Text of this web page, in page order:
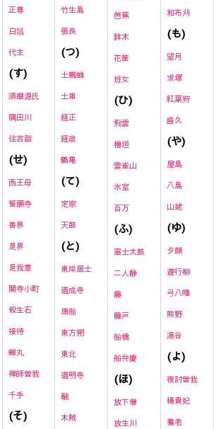
正尊
白鬚
代主
(す)
須磨源氏
隅田川
住吉詣
(せ)
西王母
誓願寺
善界
是界
是我意
関寺小町
殺生石
接待
蝉丸
禅師曽我
千手
(そ)
竹生島
張良
(つ)
土蜘蛛
土車
経正
経政
鶴亀
(て)
定家
天鼓
(と)
東岸居士
道成寺
唐船
東方朔
東北
道明寺
融
木賊
芭蕉
鉢木
花筐
班女
(ひ)
飛雲
檜垣
雲雀山
氷室
百万
(ふ)
富士太鼓
二人静
藤
藤戸
船橋
船弁慶
(ほ)
放下僧
放生川
和布刈
(も)
望月
求塚
紅葉狩
盛久
(や)
屋島
八島
山姥
(ゆ)
夕顔
遊行柳
弓八幡
熊野
湯谷
(よ)
夜討曽我
楊貴妃
養老